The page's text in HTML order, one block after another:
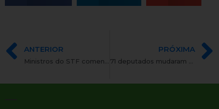
ANTERIOR
Ministros do STF comentam aprovação de lei que permite doações empresariais
PRÓXIMA
71 deputados mudaram o voto para aprovar financiamento empresarial